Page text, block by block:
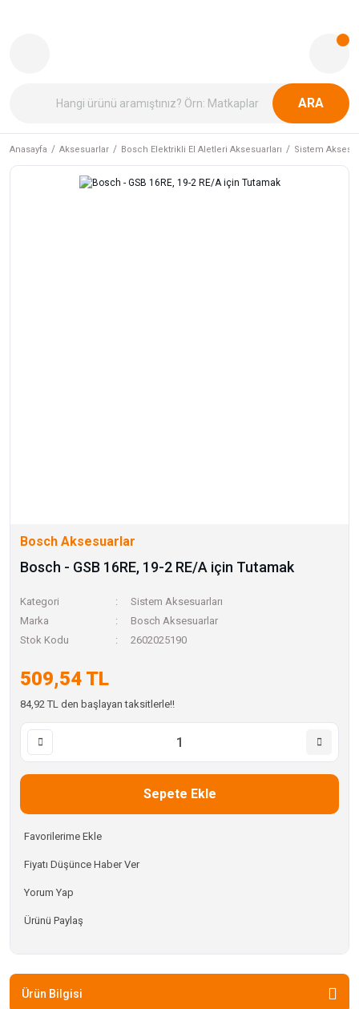
ARA
Anasayfa Aksesuarlar Bosch Elektrikli El Aletleri Aksesuarları Sistem
Bosch Aksesuarlar
Bosch - GSB 16RE, 19-2 RE/A için Tutamak
Kategori
Sistem Aksesuarları
Marka
Bosch Aksesuarlar
Stok Kodu
2602025190
509,54 TL
84,92 TL den başlayan taksitlerle!!
Sepete Ekle
Fiyatı Düşünce Haber Ver
Yorum Yap
Ürünü Paylaş
Ürün Bilgisi